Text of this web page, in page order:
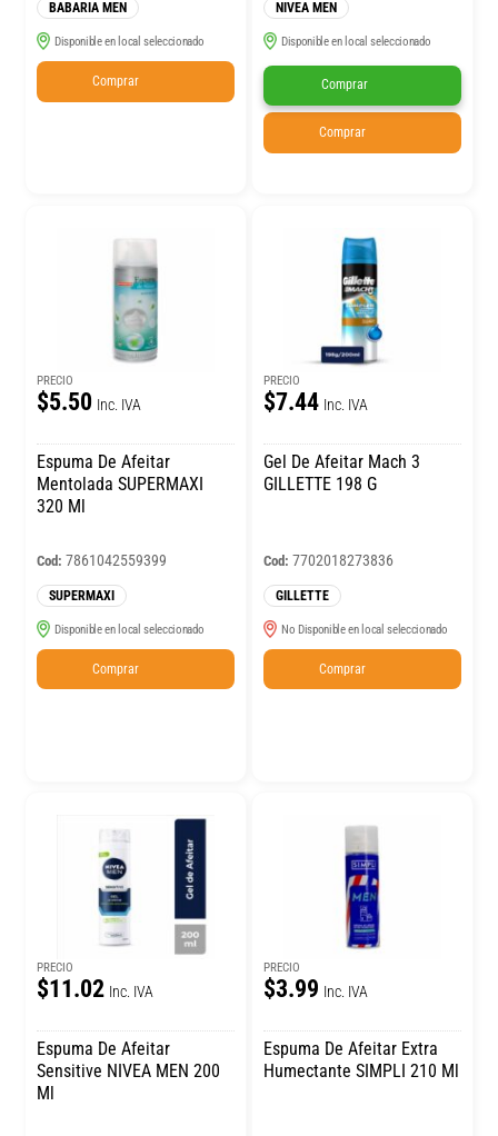
BABARIA MEN
Disponible en local seleccionado
Comprar
NIVEA MEN
Disponible en local seleccionado
Comprar
Comprar
PRECIO
$5.50 Inc. IVA
Espuma De Afeitar
Mentolada SUPERMAXI
320 Ml
Cod: 7861042559399
SUPERMAXI
Disponible en local seleccionado
Comprar
PRECIO
$7.44 Inc. IVA
Gel De Afeitar Mach 3
GILLETTE 198 G
Cod: 7702018273836
GILLETTE
No Disponible en local seleccionado
Comprar
PRECIO
$11.02 Inc. IVA
Espuma De Afeitar
Sensitive NIVEA MEN 200
Ml
PRECIO
$3.99 Inc. IVA
Espuma De Afeitar Extra
Humectante SIMPLI 210 Ml